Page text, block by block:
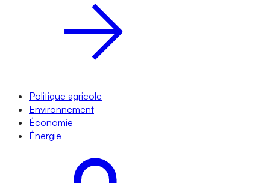
Politique agricole
Environnement
Économie
Énergie